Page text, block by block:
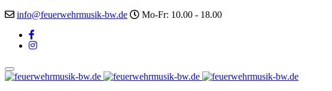
info@feuerwehrmusik-bw.de
Mo-Fr: 10.00 - 18.00